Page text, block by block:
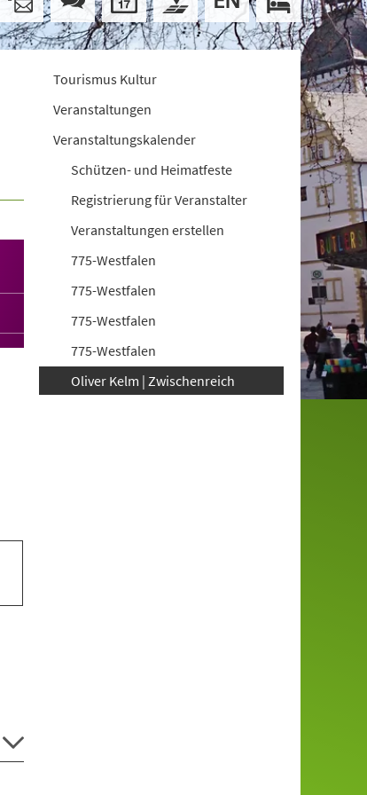
Tourismus Kultur
Veranstaltungen
Veranstaltungskalender
Schützen- und Heimatfeste
Registrierung für Veranstalter
Veranstaltungen erstellen
775-Westfalen
775-Westfalen
775-Westfalen
775-Westfalen
Oliver Kelm | Zwischenreich